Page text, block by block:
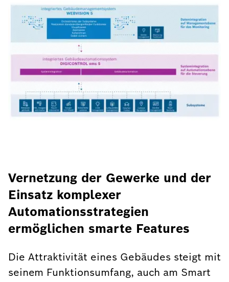
Vernetzung der Gewerke und der
Einsatz komplexer
Automationsstrategien
ermöglichen smarte Features
Die Attraktivität eines Gebäudes steigt mit
seinem Funktionsumfang, auch am Smart